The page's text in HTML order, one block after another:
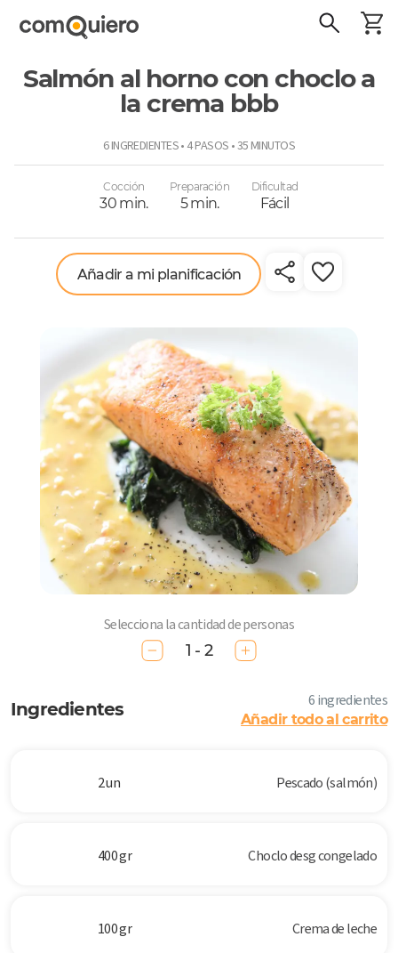
Salmón al horno con choclo a
la crema bbb
6 INGREDIENTES • 4 PASOS • 35 MINUTOS
Cocción
30 min.
Preparación
5 min.
Dificultad
Fácil
Añadir a mi planificación
Selecciona la cantidad de personas
1 - 2
Ingredientes 6 ingredientes
Añadir todo al carrito
2 un Pescado (salmón)
400 gr Choclo desg congelado
100 gr Crema de leche